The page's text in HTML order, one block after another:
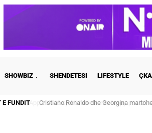
SHOWBIZ SHENDETESI LIFESTYLE
E FUNDIT Cristiano Ronaldo dhe Georgina